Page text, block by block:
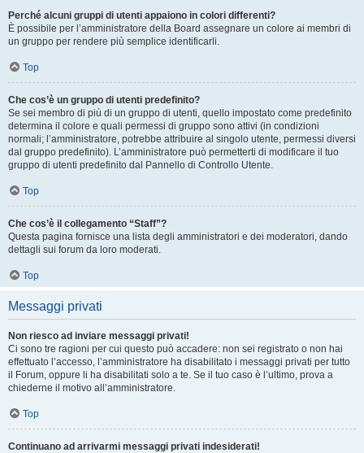
Perché alcuni gruppi di utenti appaiono in colori differenti?
È possibile per l’amministratore della Board assegnare un colore ai membri di
un gruppo per rendere più semplice identificarli.
Top
Che cos’è un gruppo di utenti predefinito?
Se sei membro di più di un gruppo di utenti, quello impostato come predefinito
determina il colore e quali permessi di gruppo sono attivi (in condizioni
normali; l’amministratore, potrebbe attribuire al singolo utente, permessi diversi
dal gruppo predefinito). L’amministratore può permetterti di modificare il tuo
gruppo di utenti predefinito dal Pannello di Controllo Utente.
Top
Che cos’è il collegamento “Staff”?
Questa pagina fornisce una lista degli amministratori e dei moderatori, dando
dettagli sui forum da loro moderati.
Top
Messaggi privati
Non riesco ad inviare messaggi privati!
Ci sono tre ragioni per cui questo può accadere: non sei registrato o non hai
effettuato l’accesso, l’amministratore ha disabilitato i messaggi privati per tutto
il Forum, oppure li ha disabilitati solo a te. Se il tuo caso è l’ultimo, prova a
chiederne il motivo all’amministratore.
Top
Continuano ad arrivarmi messaggi privati indesiderati!